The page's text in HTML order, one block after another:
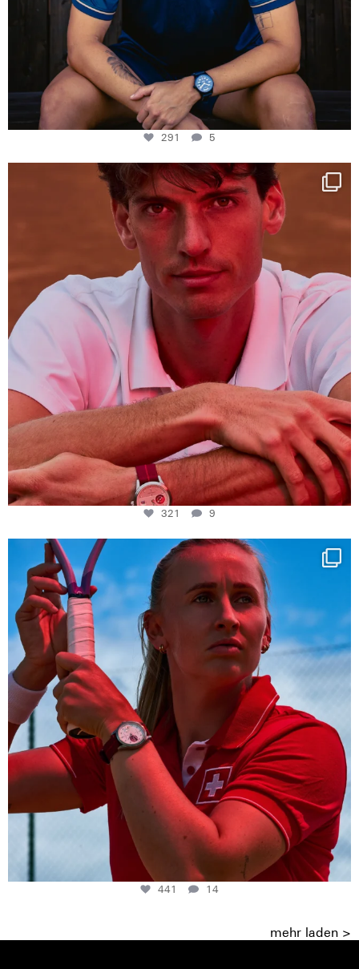
291 5
One last dance at home
This week at...
321
9
321 9
Determination, elegance and Swiss precision —
441
14
441 14
mehr laden >